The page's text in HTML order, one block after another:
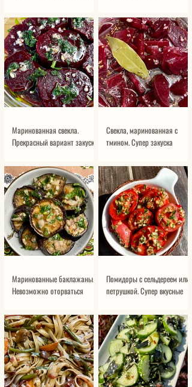
Маринованная свекла.
Прекрасный вариант закуски
Свекла, маринованная с
тмином. Супер закуска
Маринованные баклажаны.
Невозможно оторваться
Помидоры с сельдереем или
петрушкой. Супер вкусные